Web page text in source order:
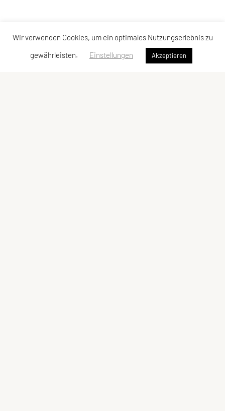
Wir verwenden Cookies, um ein optimales Nutzungserlebnis zu
gewährleisten.
Einstellungen Akzeptieren